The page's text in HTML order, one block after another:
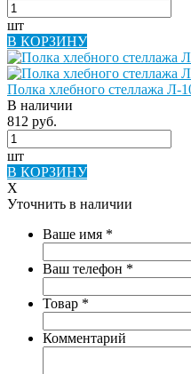
шт
В КОРЗИНУ
Полка хлебного стеллажа Л-
В наличии
812 руб.
шт
В КОРЗИНУ
X
Уточнить в наличии
Ваше имя *
Ваш телефон *
Товар *
Комментарий